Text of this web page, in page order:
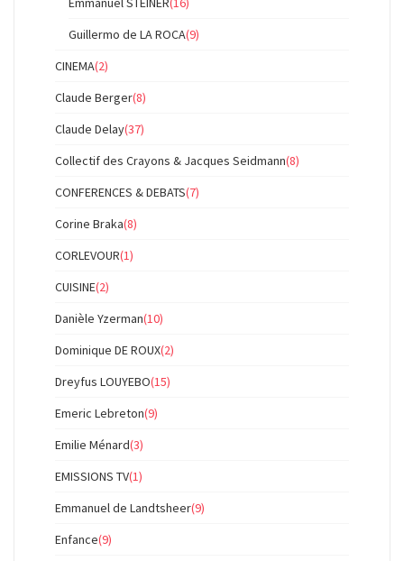
Guillermo de LA ROCA(9)
CINEMA(2)
Claude Berger(8)
Claude Delay(37)
Collectif des Crayons & Jacques Seidmann(8)
CONFERENCES & DEBATS(7)
Corine Braka(8)
CORLEVOUR(1)
CUISINE(2)
Danièle Yzerman(10)
Dominique DE ROUX(2)
Dreyfus LOUYEBO(15)
Emeric Lebreton(9)
Emilie Ménard(3)
EMISSIONS TV(1)
Emmanuel de Landtsheer(9)
Enfance(9)